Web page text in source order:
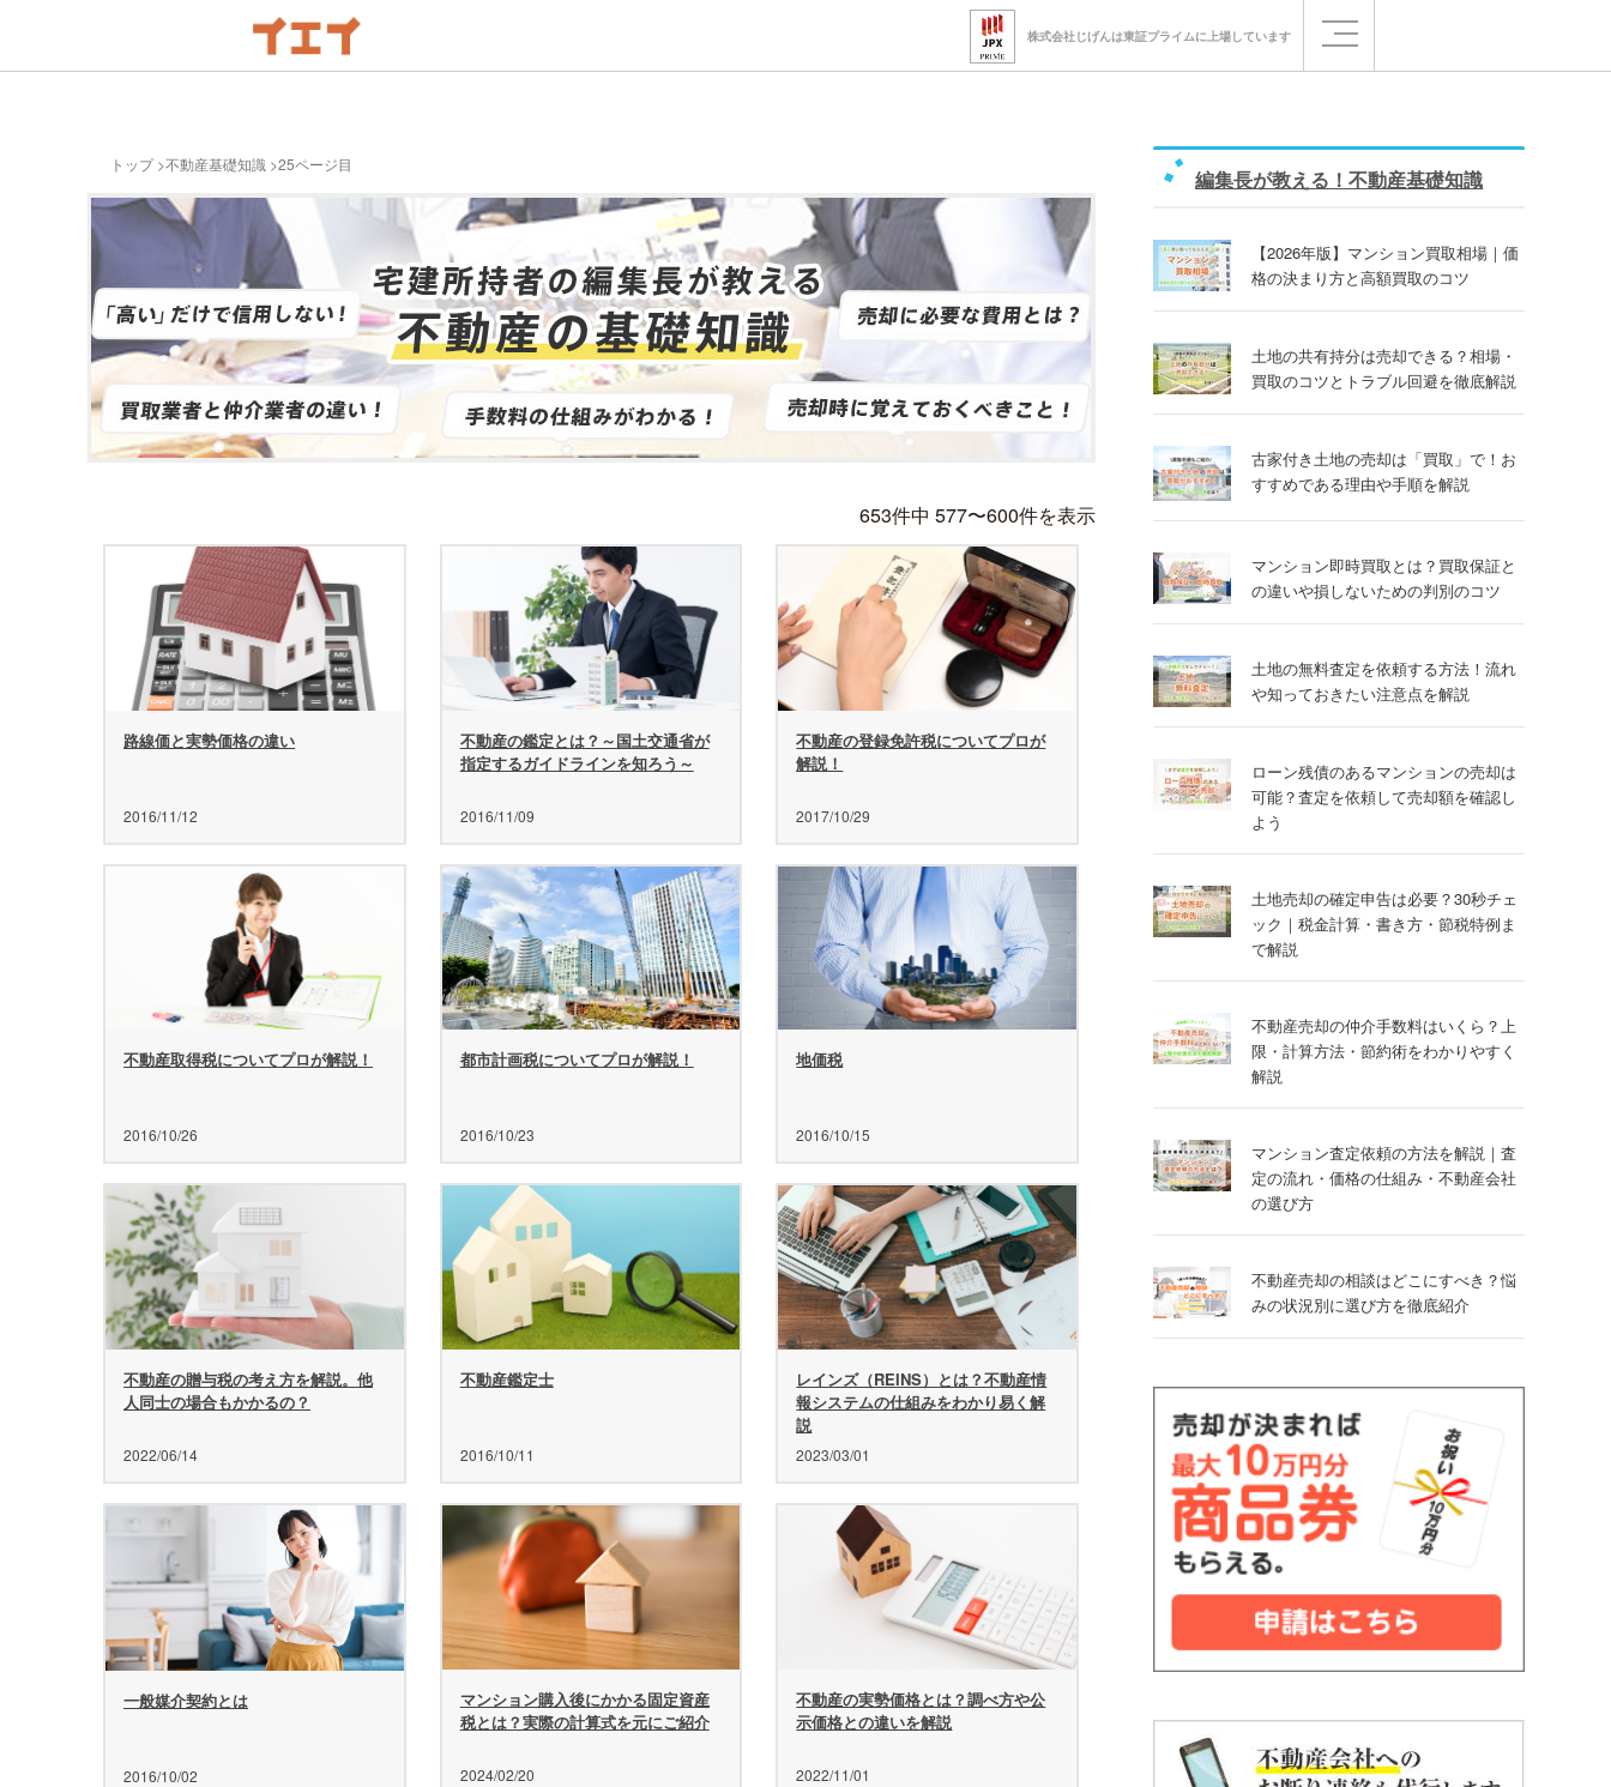
株式会社じげんは東証プライムに 上場しています
トップ 不動産基礎知識 25ページ目
653件中 577〜600件を表示
路線価と実勢価格の違い
2016/11/12
不動産の鑑定とは？～国土交通省が
指定するガイドラインを知ろう～
2016/11/09
不動産の登録免許税についてプロが
解説！
2017/10/29
不動産取得税についてプロが解説！
2016/10/26
都市計画税についてプロが解説！
2016/10/23
地価税
2016/10/15
不動産の贈与税の考え方を解説。他
人同士の場合もかかるの？
2022/06/14
不動産鑑定士
2016/10/11
レインズ（REINS）とは？不動産情
報システムの仕組みをわかり易く解
説
2023/03/01
一般媒介契約とは
2016/10/02
マンション購入後にかかる固定資産
税とは？実際の計算式を元にご紹介
2024/02/20
不動産の実勢価格とは？調べ方や公
示価格との違いを解説
2022/11/01
編集長が教える！不動産基礎知識
【2026年版】マンション買取相場｜価
格の決まり方と高額買取のコツ
土地の共有持分は売却できる？相場・
買取のコツとトラブル回避を徹底解説
古家付き土地の売却は「買取」で！お
すすめである理由や手順を解説
マンション即時買取とは？買取保証と
の違いや損しないための判別のコツ
土地の無料査定を依頼する方法！流れ
や知っておきたい注意点を解説
ローン残債のあるマンションの売却は
可能？査定を依頼して売却額を確認し
よう
土地売却の確定申告は必要？30秒チェ
ック｜税金計算・書き方・節税特例ま
で解説
不動産売却の仲介手数料はいくら？上
限・計算方法・節約術をわかりやすく
解説
マンション査定依頼の方法を解説｜査
定の流れ・価格の仕組み・不動産会社
の選び方
不動産売却の相談はどこにすべき？悩
みの状況別に選び方を徹底紹介